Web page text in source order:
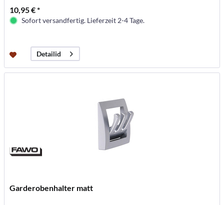
10,95 € *
Sofort versandfertig. Lieferzeit 2-4 Tage.
Detailid
Garderobenhalter matt